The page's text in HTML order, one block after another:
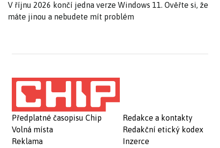
V říjnu 2026 končí jedna verze Windows 11. Ověřte si, že
máte jinou a nebudete mít problém
Předplatné časopisu Chip
Volná místa
Reklama
Redakce a kontakty
Redakční etický kodex
Inzerce